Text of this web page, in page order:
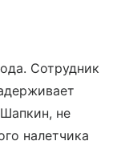
Сотрудник
не
налетчика